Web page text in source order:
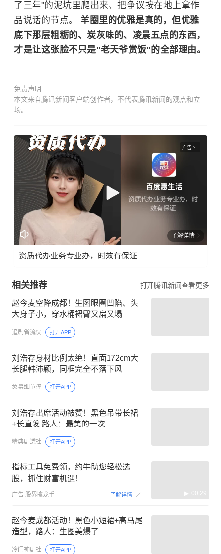
了三年"的泥坑里爬出来、把争议按在地上拿作
品说话的节点。 羊圈里的优雅是真的，但优雅
底下那层粗粝的、炭灰味的、凌晨五点的东西，
才是让这张脸不只是"老天爷赏饭"的全部理由。
免责声明
本文来自腾讯新闻客户端创作者，不代表腾讯新闻的观点和立
场。
广告
了解详情
资质代办业务专业办，时效有保证
相关推荐 打开腾讯新闻查看更多
赵今麦空降成都！生图眼圈凹陷、头
大身子小，穿水桶裙臀又扁又塌
追剧省流侠 打开APP
刘浩存身材比例太绝！直面172cm大
长腿韩沛颖，同框完全不落下风
荧幕细节控 打开APP
刘浩存出席活动被赞！黑色吊带长裙
+长直发 路人：最美的一次
精典剧透社 打开APP
指标工具免费领，约牛助您轻松选
股，抓住财富机遇！
广告 股界擒龙手 了解详情 00:29
赵今麦成都活动！黑色小短裙+高马尾
造型，路人：生图美爆了
冷门神剧社 打开APP